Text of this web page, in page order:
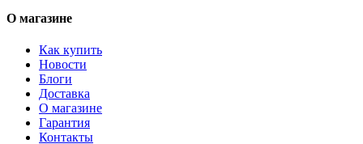
О магазине
Как купить
Новости
Блоги
Доставка
О магазине
Гарантия
Контакты